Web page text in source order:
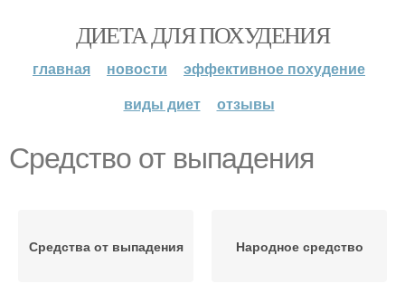
ДИЕТА ДЛЯ ПОХУДЕНИЯ
главная новости
эффективное похудение
виды диет
отзывы
Средство от выпадения
Средства от выпадения Народное средство